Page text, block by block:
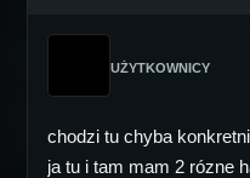
UŻYTKOWNICY
chodzi tu chyba
ja tu i tam mam 2 rózne